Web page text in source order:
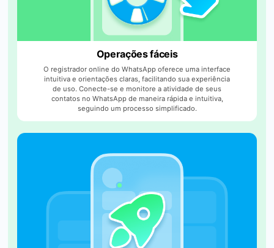
Operações fáceis
O registrador online do WhatsApp oferece uma interface
intuitiva e orientações claras, facilitando sua experiência
de uso. Conecte-se e monitore a atividade de seus
contatos no WhatsApp de maneira rápida e intuitiva,
seguindo um processo simplificado.